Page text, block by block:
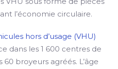
l’économie circulaire.
hors d’usage (VHU)
dans les 1 600 centres de
broyeurs agréés. L’âge